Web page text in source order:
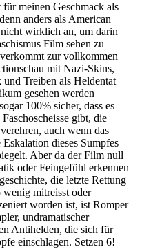
meinen Geschmack als
anders als American
wirklich an, um darin
Film sehen zu
zur vollkommen
mit Nazi-Skins,
und Treiben als Heldentat
gesehen werden
100% sicher, dass es
gibt, die
auch wenn das
dieses Sumpfes
Aber da der Film null
oder Feingefühl erkennen
die letzte Rettung
mitreisst oder
worden ist, ist Romper
undramatischer
Antihelden, die sich für
einschlagen. Setzen 6!